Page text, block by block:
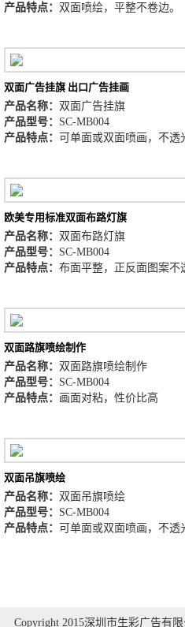
产品特点： 双面喷绘，平整不卷边。
双面广告挂旗 出口广告挂画
产品名称： 双面广告挂旗
产品型号： SC-MB004
产品特点：
可单面或双面喷画，不透
欧美专用标准双面布路灯旗
产品名称： 双面布路灯旗
产品型号： SC-MB004
产品特点： 布面平整，正反面图案不
双面路旗喷绘制作
产品名称： 双面路旗喷绘制作
产品型号： SC-MB004
产品特点： 画面对粘，性价比高
双面吊旗喷绘
产品名称： 双面吊旗喷绘
产品型号： SC-MB004
产品特点：
可单面或双面喷画，不透
Copyright 2015深圳市生彩广告有